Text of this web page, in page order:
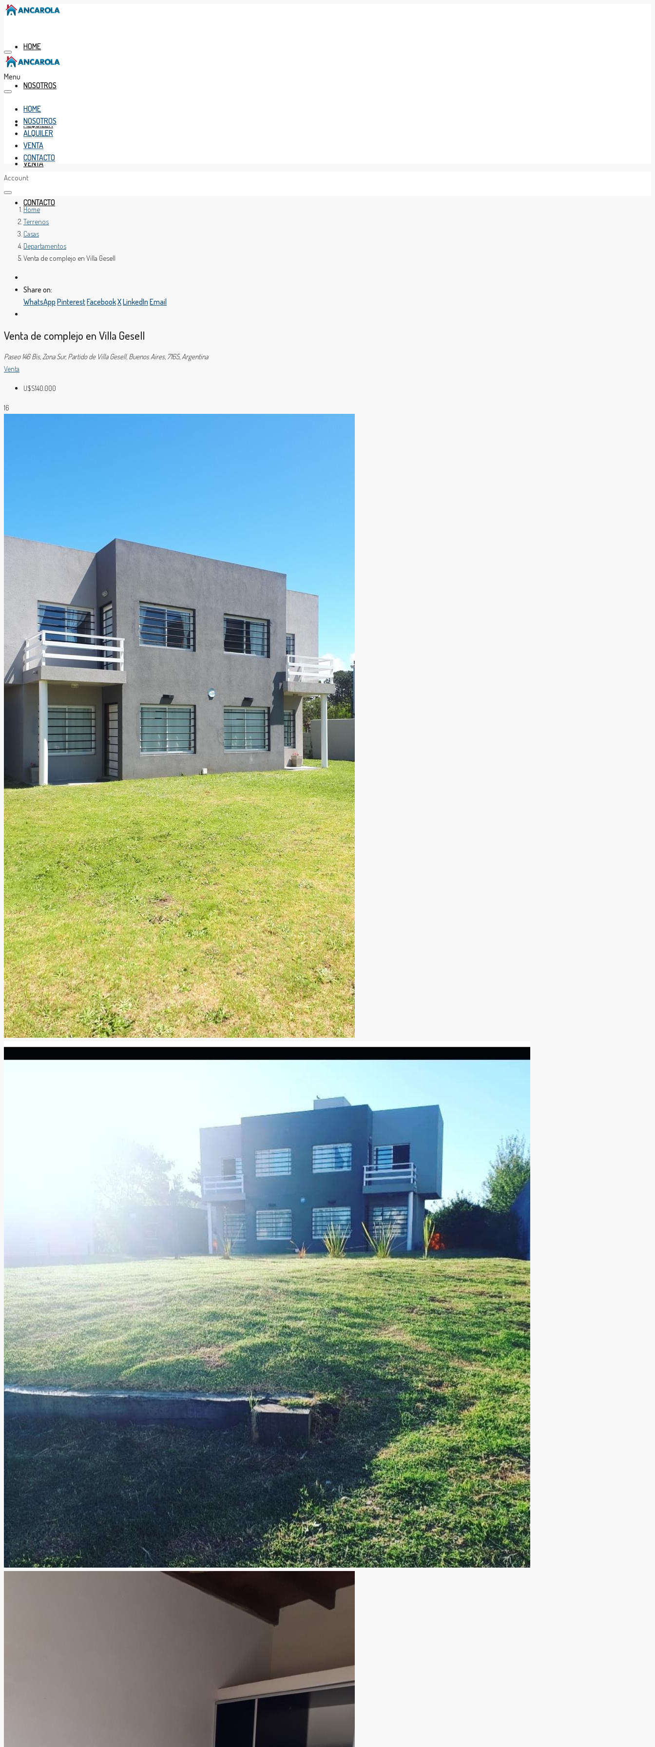
HOME
NOSOTROS
ALQUILER
VENTA
CONTACTO
Menu
HOME
NOSOTROS
ALQUILER
VENTA
CONTACTO
Account
Home
Terrenos
Casas
Departamentos
Venta de complejo en Villa Gesell
Share on:
WhatsApp PinterestFacebookXLinkedIn Email
Venta de complejo en Villa Gesell
Paseo 146 Bis, Zona Sur, Partido de Villa Gesell, Buenos Aires, 7165, Argentina
Venta
U$S140.000
16